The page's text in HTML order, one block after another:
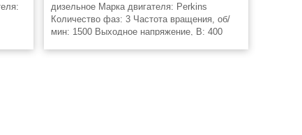
дизельное Марка двигателя: Perkins
Количество фаз: 3 Частота вращения, об/
мин: 1500 Выходное напряжение, В: 400